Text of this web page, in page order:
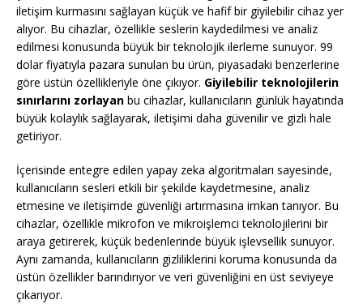
iletişim kurmasını sağlayan küçük ve hafif bir giyilebilir cihaz yer
alıyor. Bu cihazlar, özellikle seslerin kaydedilmesi ve analiz
edilmesi konusunda büyük bir teknolojik ilerleme sunuyor. 99
dolar fiyatıyla pazara sunulan bu ürün, piyasadaki benzerlerine
göre üstün özellikleriyle öne çıkıyor. Giyilebilir teknolojilerin
sınırlarını zorlayan bu cihazlar, kullanıcıların günlük hayatında
büyük kolaylık sağlayarak, iletişimi daha güvenilir ve gizli hale
getiriyor.
İçerisinde entegre edilen yapay zeka algoritmaları sayesinde,
kullanıcıların sesleri etkili bir şekilde kaydetmesine, analiz
etmesine ve iletişimde güvenliği artırmasına imkan tanıyor. Bu
cihazlar, özellikle mikrofon ve mikroişlemci teknolojilerini bir
araya getirerek, küçük bedenlerinde büyük işlevsellik sunuyor.
Aynı zamanda, kullanıcıların gizliliklerini koruma konusunda da
üstün özellikler barındırıyor ve veri güvenliğini en üst seviyeye
çıkarıyor.